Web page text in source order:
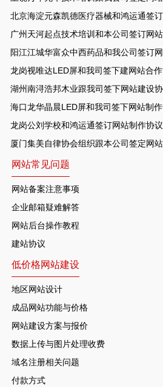
北京海淀元森凯德医疗器械和鸿运通签
广州天河起点技术培训和本公司签订网
阳江江城华富众中西药品和我公司签订
龙岗视唯达LED屏和我司签下建网站合
湖州南浔浩邦木业跟我司签下网站建设
海口龙华晶晨LED屏和我司签下网站制
龙岗公刘学校和鸿运通签订网站制作协议
厦门集美自律协会组织跟本公司签定网
网站常见问题
网站备案注意事项
企业邮箱疑难解答
网站后台操作教程
建站协议
低价格网站建设
地区网站设计
成品网站功能与价格
网站建设方案与报价
数据上传与图片处理收费
域名注册相关问题
付款方式